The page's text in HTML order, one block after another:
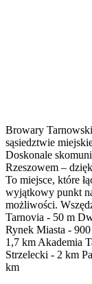
Browary
sąsiedztwie
Doskonale
Rzeszowem –
To miejsce, które
wyjątkowy punkt
możliwości.
Tarnovia - 50 m
Rynek Miasta -
1,7 km Akademia
Strzelecki - 2 km
km